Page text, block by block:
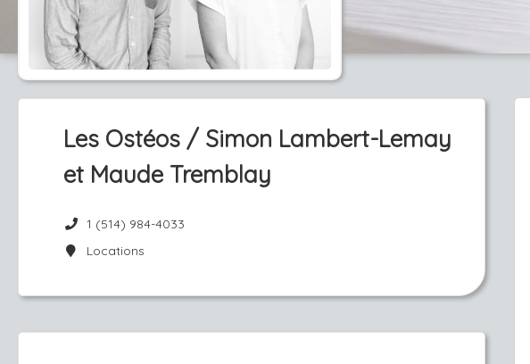
Les Ostéos / Simon Lambert-Lemay
et Maude Tremblay
1 (514) 984-4033
Locations